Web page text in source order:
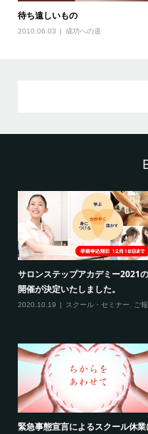
待ち遠しいもの
2010.06.03 成功への道
サロンステップアカデミー2021の
開催が決定いたしました。
2020.10.19 スクール・セミナー ご
緊急事態宣言によるスクール休業